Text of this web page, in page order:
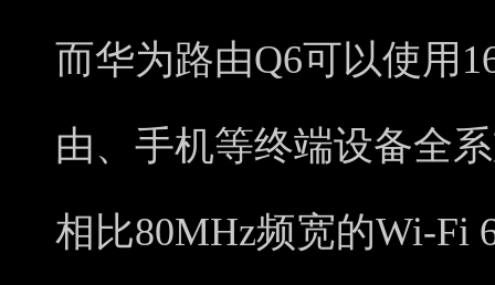
而华为路由Q6可以使用
由、手机等终端设备全
相比80MHz频宽的Wi-Fi